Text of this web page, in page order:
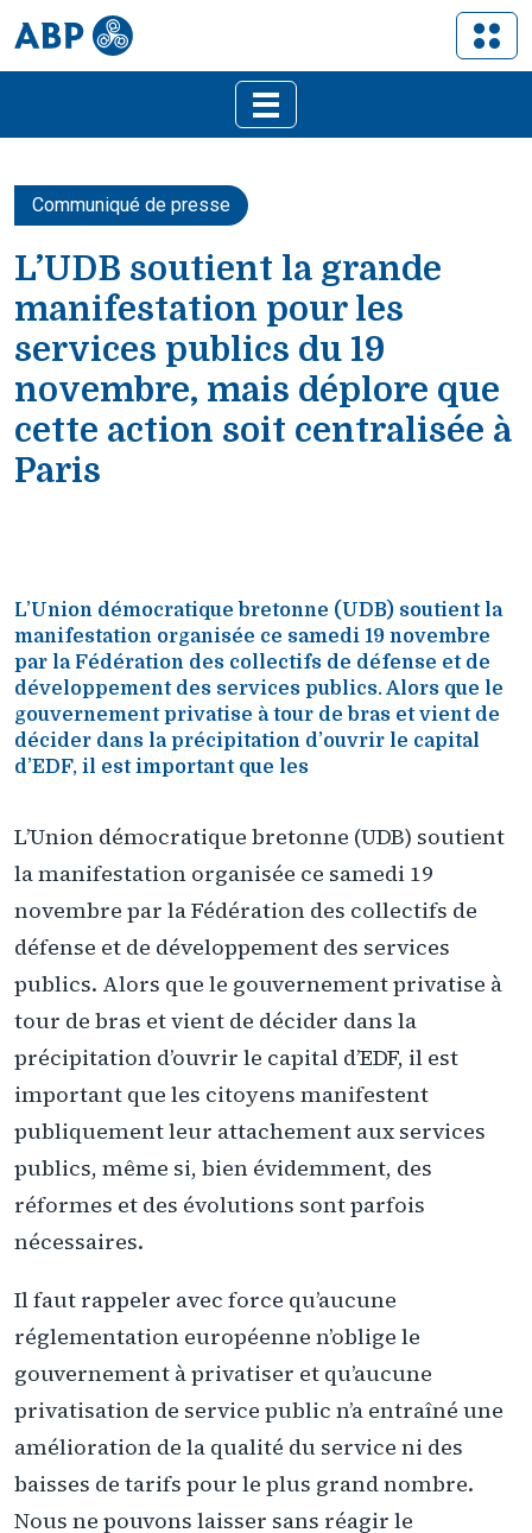
Communiqué de presse
L’UDB soutient la grande
manifestation pour les
services publics du 19
novembre, mais déplore que
cette action soit centralisée à
Paris
L’Union démocratique bretonne (UDB) soutient la
manifestation organisée ce samedi 19 novembre
par la Fédération des collectifs de défense et de
développement des services publics. Alors que le
gouvernement privatise à tour de bras et vient de
décider dans la précipitation d’ouvrir le capital
d’EDF, il est important que les
L’Union démocratique bretonne (UDB) soutient
la manifestation organisée ce samedi 19
novembre par la Fédération des collectifs de
défense et de développement des services
publics. Alors que le gouvernement privatise à
tour de bras et vient de décider dans la
précipitation d’ouvrir le capital d’EDF, il est
important que les citoyens manifestent
publiquement leur attachement aux services
publics, même si, bien évidemment, des
réformes et des évolutions sont parfois
nécessaires.
Il faut rappeler avec force qu’aucune
réglementation européenne n’oblige le
gouvernement à privatiser et qu’aucune
privatisation de service public n’a entraîné une
amélioration de la qualité du service ni des
baisses de tarifs pour le plus grand nombre.
Nous ne pouvons laisser sans réagir le